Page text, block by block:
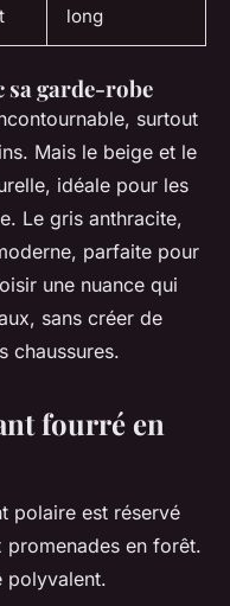
long
sa garde-robe
surtout
Mais le beige et le
idéale pour les
Le gris anthracite,
parfaite pour
une nuance qui
sans créer de
chaussures.
fourré en
polaire est réservé
promenades en forêt.
polyvalent.